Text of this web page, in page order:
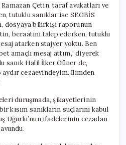
Çetin, taraf avukatları ve
tutuklu sanıklar ise SEGBİS
dosyaya bilirkişi raporunun
beraatini talep ederken, tutuklu
atarken stajyer yoktu. Ben
amaçlı mesaj attım,” diyerek
sanık Halil İlker Güner de,
cezaevindeyim. İlimden
duruşmada, şikayetlerinin
sanıkların suçlarını kabul
Uğurlu’nun ifadelerinin cezadan